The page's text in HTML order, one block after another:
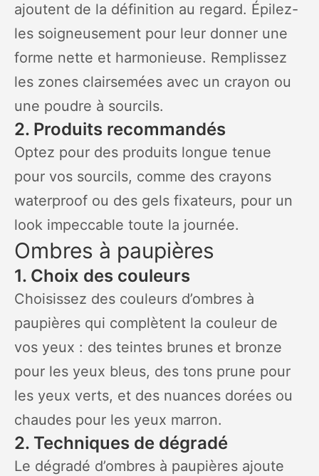
ajoutent de la définition au regard. Épilez-
les soigneusement pour leur donner une
forme nette et harmonieuse. Remplissez
les zones clairsemées avec un crayon ou
une poudre à sourcils.
2. Produits recommandés
Optez pour des produits longue tenue
pour vos sourcils, comme des crayons
waterproof ou des gels fixateurs, pour un
look impeccable toute la journée.
Ombres à paupières
1. Choix des couleurs
Choisissez des couleurs d’ombres à
paupières qui complètent la couleur de
vos yeux : des teintes brunes et bronze
pour les yeux bleus, des tons prune pour
les yeux verts, et des nuances dorées ou
chaudes pour les yeux marron.
2. Techniques de dégradé
Le dégradé d’ombres à paupières ajoute